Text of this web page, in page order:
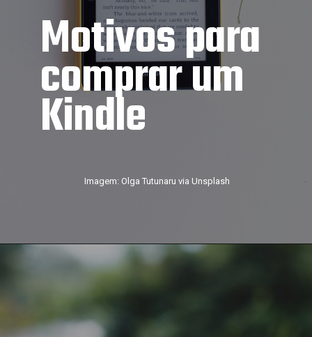
Motivos para
comprar um
Kindle
Imagem: Olga Tutunaru via Unsplash